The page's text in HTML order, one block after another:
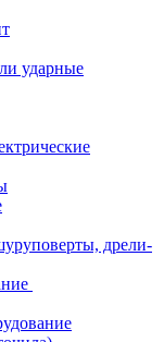
ударные
дрели-